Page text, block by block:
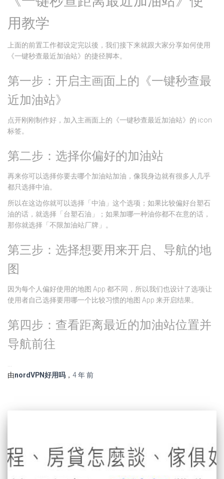
用教学
上面的前置工作都设定完以後，我们接下来就跟大家分享如何使用
《一键秒查最近加油站》的捷径脚本。
第一步：开启主画面上的《一键秒查最
近加油站》
点开刚刚制作好，加入主画面上的《一键秒查最近加油站》的 icon
标签。
第二步：选择你偏好的加油站
再来你可以选择你要去哪个加油站加油，像我身边就有很多人几乎
都只选择中油。
所以在这边你就可以选择「中油」这个选项；如果比较偏好台塑石
油的话，就选择「台塑石油」；如果加哪一种油你都不在意的话，
那你就选择「不限加油站厂牌」。
第三步：选择想要用来开启、导航的地
图
因为每个人偏好使用的地图 App 都不同，所以我们也设计了选项让
使用者自己选择要用哪一个比较习惯的地图 App 来开启结果。
第四步：查看距离最近的加油站位置并
导航前往
由nordVPN好用吗 ， 4 年前